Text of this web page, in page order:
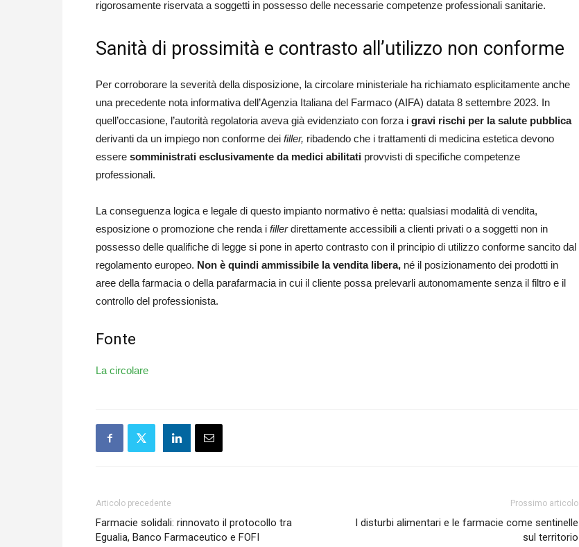
rigorosamente riservata a soggetti in possesso delle necessarie competenze professionali sanitarie.
Sanità di prossimità e contrasto all’utilizzo non conforme
Per corroborare la severità della disposizione, la circolare ministeriale ha richiamato esplicitamente anche
una precedente nota informativa dell’Agenzia Italiana del Farmaco (AIFA) datata 8 settembre 2023. In
quell’occasione, l’autorità regolatoria aveva già evidenziato con forza i gravi rischi per la salute pubblica
derivanti da un impiego non conforme dei filler, ribadendo che i trattamenti di medicina estetica devono
essere somministrati esclusivamente da medici abilitati provvisti di specifiche competenze
professionali.
La conseguenza logica e legale di questo impianto normativo è netta: qualsiasi modalità di vendita,
esposizione o promozione che renda i fillerdirettamente accessibili a clienti privati o a soggetti non in
possesso delle qualifiche di legge si pone in aperto contrasto con il principio di utilizzo conforme sancito dal
regolamento europeo. Non è quindi ammissibile la vendita libera, né il posizionamento dei prodotti in
aree della farmacia o della parafarmacia in cui il cliente possa prelevarli autonomamente senza il filtro e il
controllo del professionista.
Fonte
La circolare
Articolo precedente
Farmacie solidali: rinnovato il protocollo tra
Egualia, Banco Farmaceutico e FOFI
Prossimo articolo
I disturbi alimentari e le farmacie come sentinelle
sul territorio